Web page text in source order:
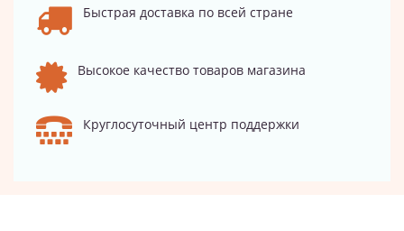
Быстрая доставка по всей стране
Высокое качество товаров магазина
Круглосуточный центр поддержки